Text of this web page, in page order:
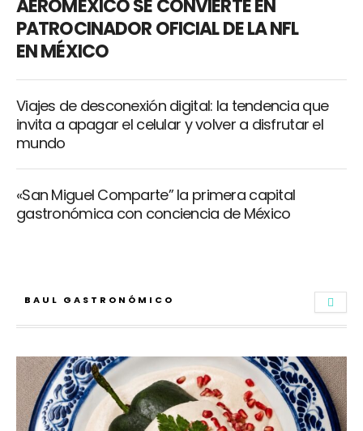
AEROMÉXICO SE CONVIERTE EN
PATROCINADOR OFICIAL DE LA NFL
EN MÉXICO
Viajes de desconexión digital: la tendencia que
invita a apagar el celular y volver a disfrutar el
mundo
«San Miguel Comparte” la primera capital
gastronómica con conciencia de México
BAUL GASTRONÓMICO